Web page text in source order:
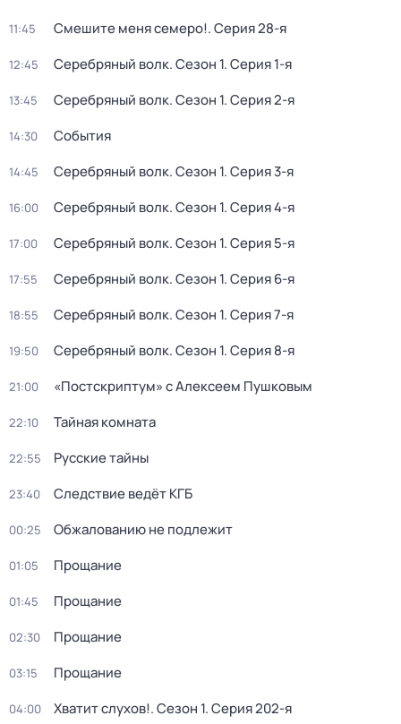
11:45 Смешите меня семеро!. Серия 28-я
12:45 Серебряный волк. Сезон 1. Серия 1-я
13:45 Серебряный волк. Сезон 1. Серия 2-я
14:30 События
14:45 Серебряный волк. Сезон 1. Серия 3-я
16:00 Серебряный волк. Сезон 1. Серия 4-я
17:00 Серебряный волк. Сезон 1. Серия 5-я
17:55 Серебряный волк. Сезон 1. Серия 6-я
18:55 Серебряный волк. Сезон 1. Серия 7-я
19:50 Серебряный волк. Сезон 1. Серия 8-я
21:00 «Постскриптум» с Алексеем Пушковым
22:10 Тайная комната
22:55 Русские тайны
23:40 Следствие ведёт КГБ
00:25 Обжалованию не подлежит
01:05 Прощание
01:45 Прощание
02:30 Прощание
03:15 Прощание
04:00 Хватит слухов!. Сезон 1. Серия 202-я